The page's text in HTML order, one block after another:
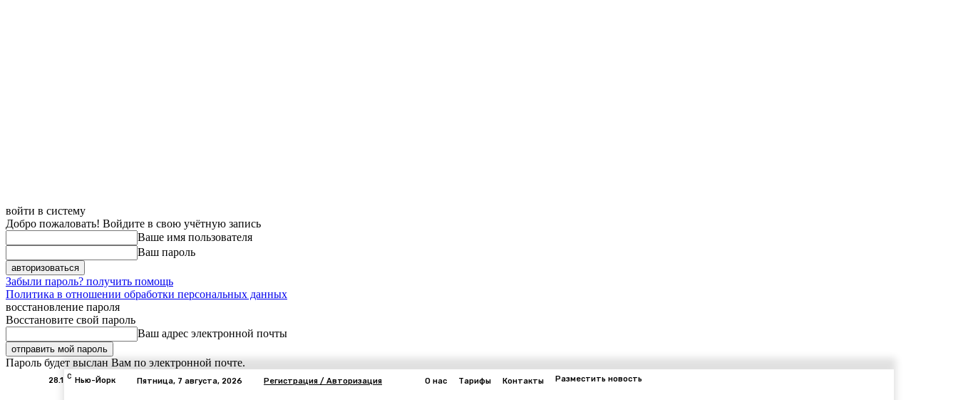
войти в систему
Добро пожаловать! Войдите в свою учётную запись
Ваше имя пользователя
Ваш пароль
Забыли пароль? получить помощь
Политика в отношении обработки персональных данных
восстановление пароля
Восстановите свой пароль
Ваш адрес электронной почты
Пароль будет выслан Вам по электронной почте.
28.1 C Нью-Йорк Пятница, 7 августа, 2026 Регистрация / Авторизация О нас Тарифы Контакты Разместить новость